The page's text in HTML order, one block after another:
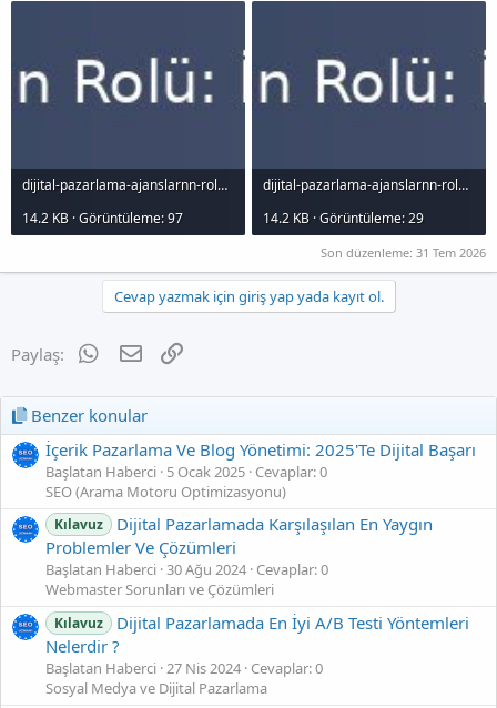
dijital-pazarlama-ajanslarnn-rolu-isletmeler-icin-deger-yaratma_1000x120.jpg
14.2 KB · Görüntüleme: 97
dijital-pazarlama-ajanslarnn-rolu-isletmeler-icin-deger-yaratma_1000x120.jpg
14.2 KB · Görüntüleme: 29
Son düzenleme: 31 Tem 2026
Cevap yazmak için giriş yap yada kayıt ol.
Paylaş: WhatsApp
E-posta
Benzer konular
İçerik Pazarlama Ve Blog Yönetimi: 2025'Te Dijital Başarı
Başlatan Haberci 5 Ocak 2025 Cevaplar: 0
SEO (Arama Motoru Optimizasyonu)
Kılavuz
Dijital Pazarlamada Karşılaşılan En Yaygın
Problemler Ve Çözümleri
Başlatan Haberci 30 Ağu 2024 Cevaplar: 0
Webmaster Sorunları ve Çözümleri
Kılavuz
Dijital Pazarlamada En İyi A/B Testi Yöntemleri
Nelerdir ?
Başlatan Haberci 27 Nis 2024 Cevaplar: 0
Sosyal Medya ve Dijital Pazarlama